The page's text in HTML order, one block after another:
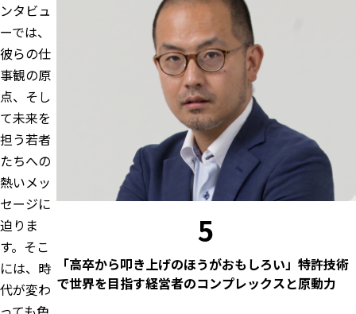
ンタビュ
ーでは、
彼らの仕
事観の原
点、そし
て未来を
担う若者
たちへの
熱いメッ
セージに
迫りま
す。そこ
には、時
代が変わ
5
「高卒から叩き上げのほうがおもしろい」特許技術
で世界を目指す経営者のコンプレックスと原動力